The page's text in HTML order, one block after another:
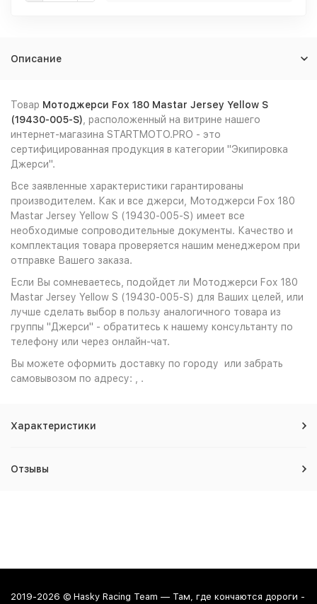
Описание
Товар Мотоджерси Fox 180 Mastar Jersey Yellow S
(19430-005-S) , расположенный на витрине нашего
интернет-магазина STARTMOTO.PRO - это
сертифицированная продукция в категории "Экипировка
Джерси".
Все заявленные характеристики гарантированы
производителем. Как и все джерси, Мотоджерси Fox 180
Mastar Jersey Yellow S (19430-005-S) имеет все
необходимые сопроводительные документы. Качество и
комплектация товара проверяется нашим менеджером при
отправке Вашего заказа.
Если Вы сомневаетесь, подойдет ли Мотоджерси Fox 180
Mastar Jersey Yellow S (19430-005-S) для Ваших целей, или
лучше сделать выбор в пользу аналогичного товара из
группы "Джерси" - обратитесь к нашему консультанту по
телефону или через онлайн-чат.
Вы можете оформить доставку по городу или забрать
самовывозом по адресу: , .
Характеристики
Отзывы
2019-2026 © Hasky Racing Team — Там, где кончаются дороги -